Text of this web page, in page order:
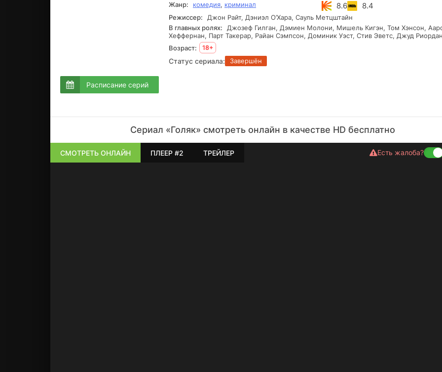
Расписание серий
Жанр:
комедия, криминал 8.6 8.4
Режиссер:
Джон Райт, Дэниэл О’Хара, Сауль Метцштайн
В главных ролях:
Джозеф Гилган, Дэмиен Молони, Мишель Кигэн, Том Хэнсон,
Хеффернан, Парт Такерар, Райан Сэмпсон, Доминик Уэст, Стив Эветс, Джуд
Возраст:
18+
Статус сериала: Завершён
Сериал «Голяк» смотреть онлайн в качестве HD бесплатно
СМОТРЕТЬ ОНЛАЙН ПЛЕЕР #2 ТРЕЙЛЕР Есть жалоба?